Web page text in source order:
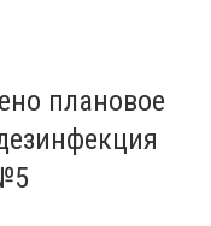
плановое